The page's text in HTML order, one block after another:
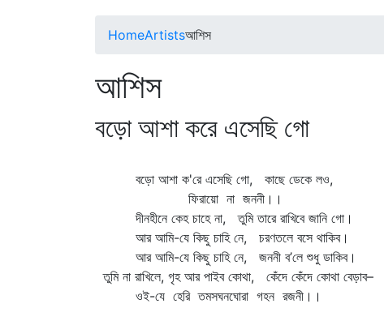
HomeArtistsআশিস
আশিস
বড়ো আশা করে এসেছি গো
বড়ো আশা ক'রে এসেছি গো, কাছে ডেকে লও,
ফিরায়ো না জননী।।
দীনহীনে কেহ চাহে না, তুমি তারে রাখিবে জানি গো।
আর আমি-যে কিছু চাহি নে, চরণতলে বসে থাকিব।
আর আমি-যে কিছু চাহি নে, জননী ব’লে শুধু ডাকিব।
তুমি না রাখিলে, গৃহ আর পাইব কোথা, কেঁদে কেঁদে কোথা বেড়াব–
ওই-যে হেরি তমসঘনঘোরা গহন রজনী।।